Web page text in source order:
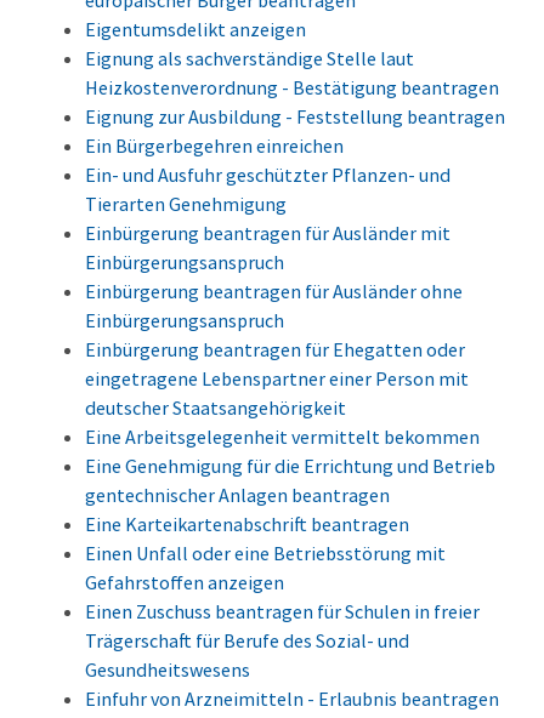
Eigentumsdelikt anzeigen
Eignung als sachverständige Stelle laut
Heizkostenverordnung - Bestätigung beantragen
Eignung zur Ausbildung - Feststellung beantragen
Ein Bürgerbegehren einreichen
Ein- und Ausfuhr geschützter Pflanzen- und
Tierarten Genehmigung
Einbürgerung beantragen für Ausländer mit
Einbürgerungsanspruch
Einbürgerung beantragen für Ausländer ohne
Einbürgerungsanspruch
Einbürgerung beantragen für Ehegatten oder
eingetragene Lebenspartner einer Person mit
deutscher Staatsangehörigkeit
Eine Arbeitsgelegenheit vermittelt bekommen
Eine Genehmigung für die Errichtung und Betrieb
gentechnischer Anlagen beantragen
Eine Karteikartenabschrift beantragen
Einen Unfall oder eine Betriebsstörung mit
Gefahrstoffen anzeigen
Einen Zuschuss beantragen für Schulen in freier
Trägerschaft für Berufe des Sozial- und
Gesundheitswesens
Einfuhr von Arzneimitteln - Erlaubnis beantragen